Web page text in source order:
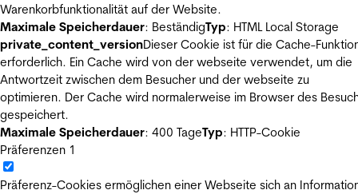
Warenkorbfunktionalität auf der Website.
Maximale Speicherdauer: BeständigTyp: HTML Local Storage
private_content_versionDieser Cookie ist für die Cache-
erforderlich. Ein Cache wird von der webseite verwendet, um die
Antwortzeit zwischen dem Besucher und der webseite zu
optimieren. Der Cache wird normalerweise im Browser des
gespeichert.
Maximale Speicherdauer: 400 TageTyp: HTTP-Cookie
Präferenzen 1
Präferenz-Cookies ermöglichen einer Webseite sich an